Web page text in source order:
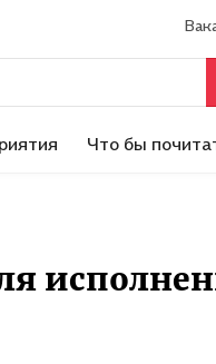
Что бы